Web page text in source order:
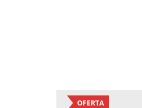
OFERTA